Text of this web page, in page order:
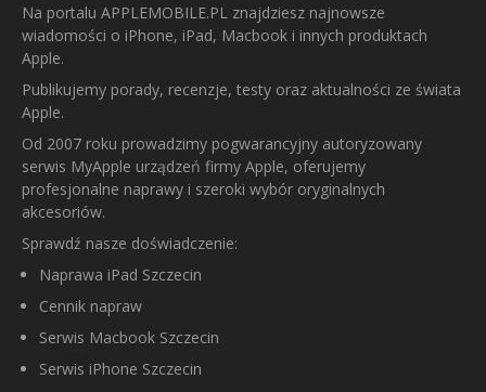
Na portalu APPLEMOBILE.PL znajdziesz najnowsze
wiadomości o iPhone, iPad, Macbook i innych produktach
Apple.
Publikujemy porady, recenzje, testy oraz aktualności ze świata
Apple.
Od 2007 roku prowadzimy pogwarancyjny autoryzowany
serwis MyApple urządzeń firmy Apple, oferujemy
profesjonalne naprawy i szeroki wybór oryginalnych
akcesoriów.
Sprawdź nasze doświadczenie:
Naprawa iPad Szczecin
Cennik napraw
Serwis Macbook Szczecin
Serwis iPhone Szczecin